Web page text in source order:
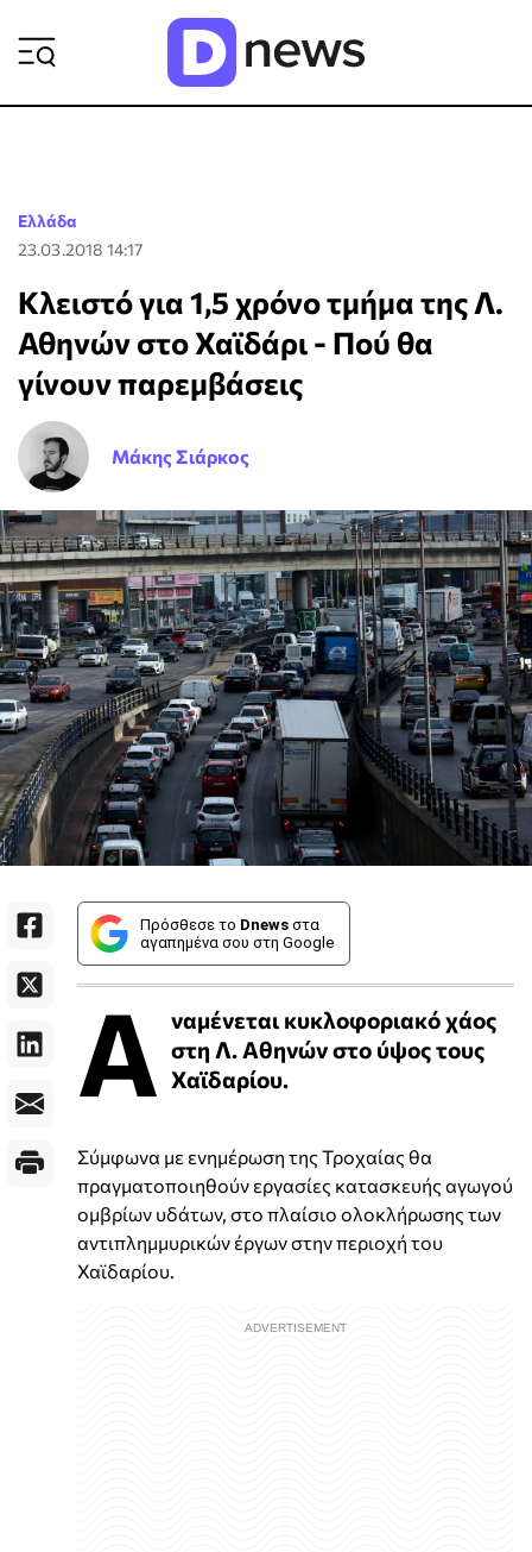
Ελλάδα
23.03.2018 14:17
Κλειστό για 1,5 χρόνο τμήμα της Λ.
Αθηνών στο Χαϊδάρι - Πού θα
γίνουν παρεμβάσεις
Μάκης Σιάρκος
Πρόσθεσε το Dnews στα
αγαπημένα σου στη Google
Α ναμένεται κυκλοφοριακό χάος
στη Λ. Αθηνών στο ύψος τους
Χαϊδαρίου.
Σύμφωνα με ενημέρωση της Τροχαίας θα
πραγματοποιηθούν εργασίες κατασκευής αγωγού
ομβρίων υδάτων, στο πλαίσιο ολοκλήρωσης των
αντιπλημμυρικών έργων στην περιοχή του
Χαϊδαρίου.